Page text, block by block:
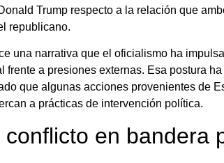
Trump respecto a la relación que
republicano.
una narrativa que el oficialismo ha
a presiones externas. Esa postura
que algunas acciones provenientes de
a prácticas de intervención política.
en bandera